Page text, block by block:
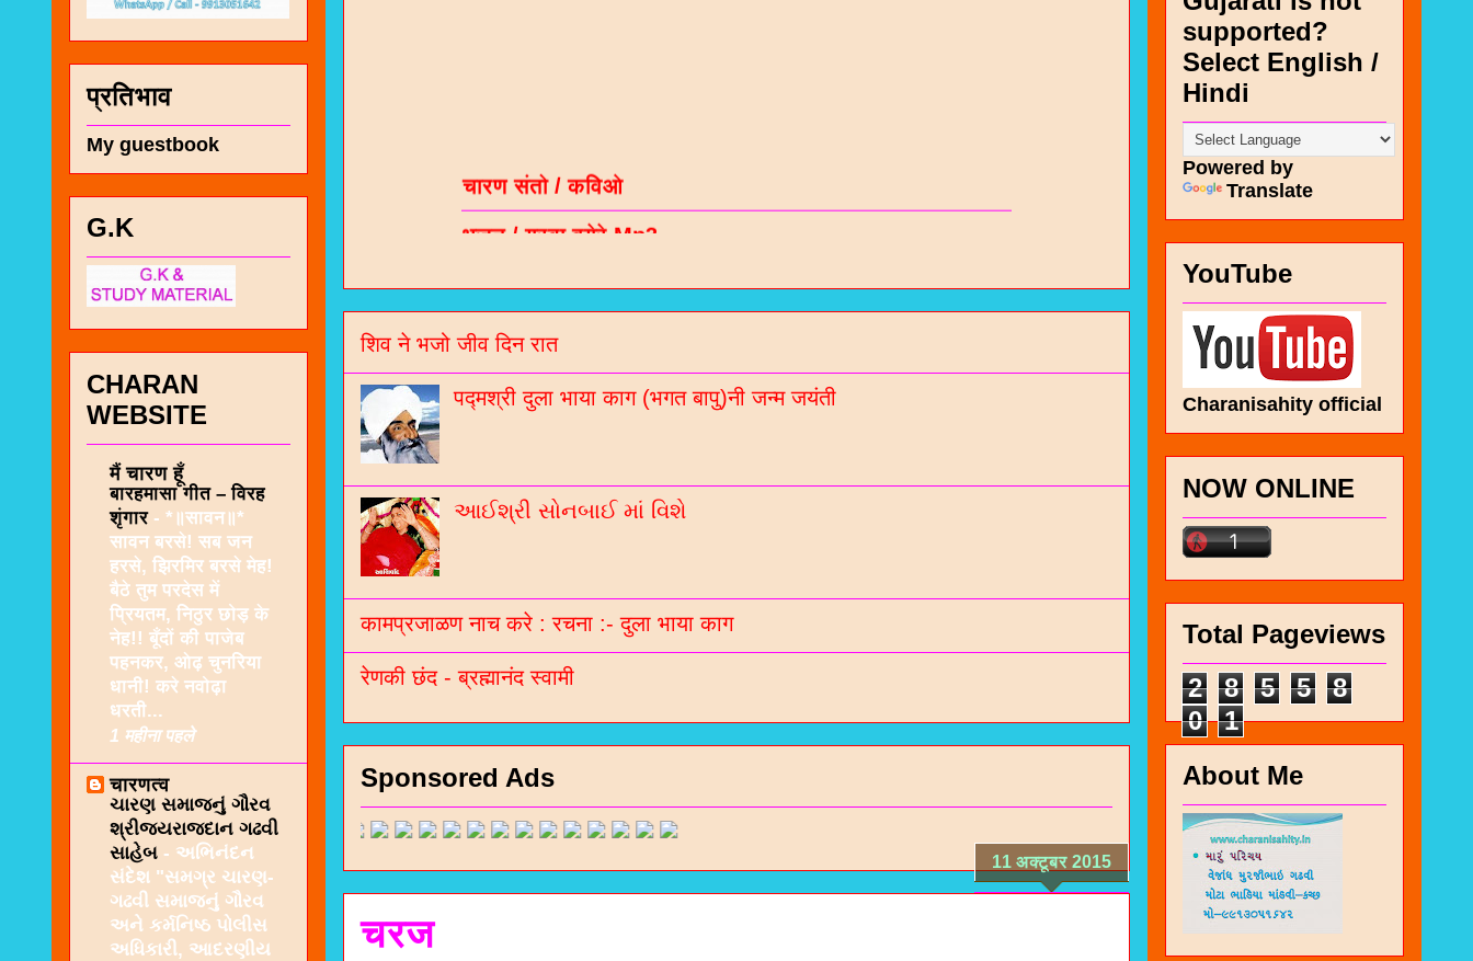
भजन / गरबा वगेरे Mp3
जनरल नॉलेज / मटीरीयल्स / भरती माहिती माटे
चारणी साहित्य ब्लॉगना अपडेट Whatsaap पर मेळववा माटे आ
नंबर 9913051642 आपना गृपमां ऐड करो
शिव ने भजो जीव दिन रात
पद्मश्री दुला भाया काग (भगत बापु)नी जन्म जयंती
આઈશ્રી સોનબાઈ માં વિશે
कामप्रजाळण नाच करे : रचना :- दुला भाया काग
रेणकी छंद - ब्रह्मानंद स्वामी
Sponsored Ads
11 अक्टूबर 2015
चरज
प्रतिभाव
My guestbook
G.K
CHARAN
WEBSITE
मैं चारण हूँ
बारहमासा गीत – विरह
शृंगार - *॥सावन॥*
सावन बरसे! सब जन
हरसे, झिरमिर बरसे मेह!
बैठे तुम परदेस में
प्रियतम, निठुर छोड़ के
नेह!! बूँदों की पाजेब
पहनकर, ओढ़ चुनरिया
धानी! करे नवोढ़ा
धरती...
1 महीना पहले
चारणत्व
ચારણ સમાજનું ગૌરવ
શ્રીજયરાજદાન ગઢવી
સાહેબ - અભિનંદન
સંદેશ "સમગ્ર ચારણ-
ગઢવી સમાજનું ગૌરવ
અને કર્મનિષ્ઠ પોલીસ
અધિકારી, આદરણીય
supported?
Select English /
Hindi
Powered by
Translate
YouTube
Charanisahity official
NOW ONLINE
Total Pageviews
2
8 5 5
8
0
1
About Me